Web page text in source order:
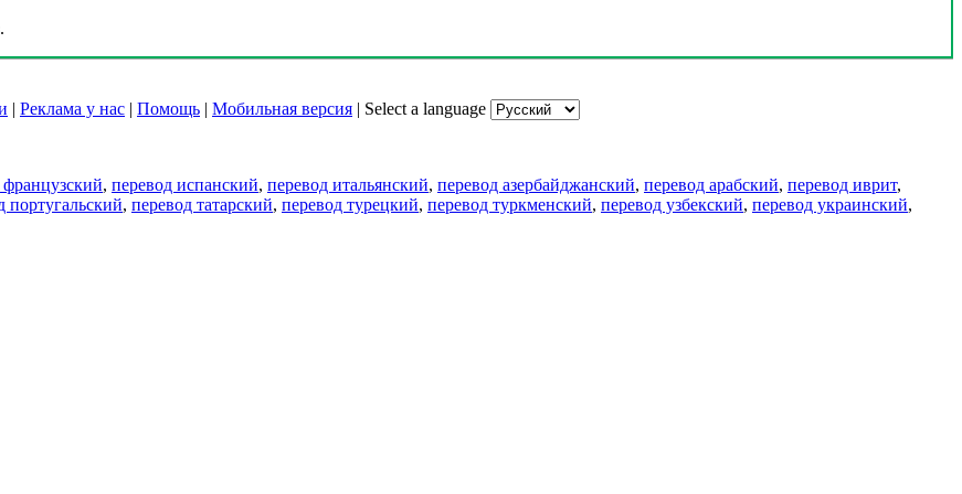
| Реклама у нас | Помощь | Мобильная версия | Select a language
французский, перевод испанский, перевод итальянский, перевод азербайджанский, перевод арабский, перевод иврит,
португальский, перевод татарский, перевод турецкий, перевод туркменский, перевод узбекский, перевод украинский,